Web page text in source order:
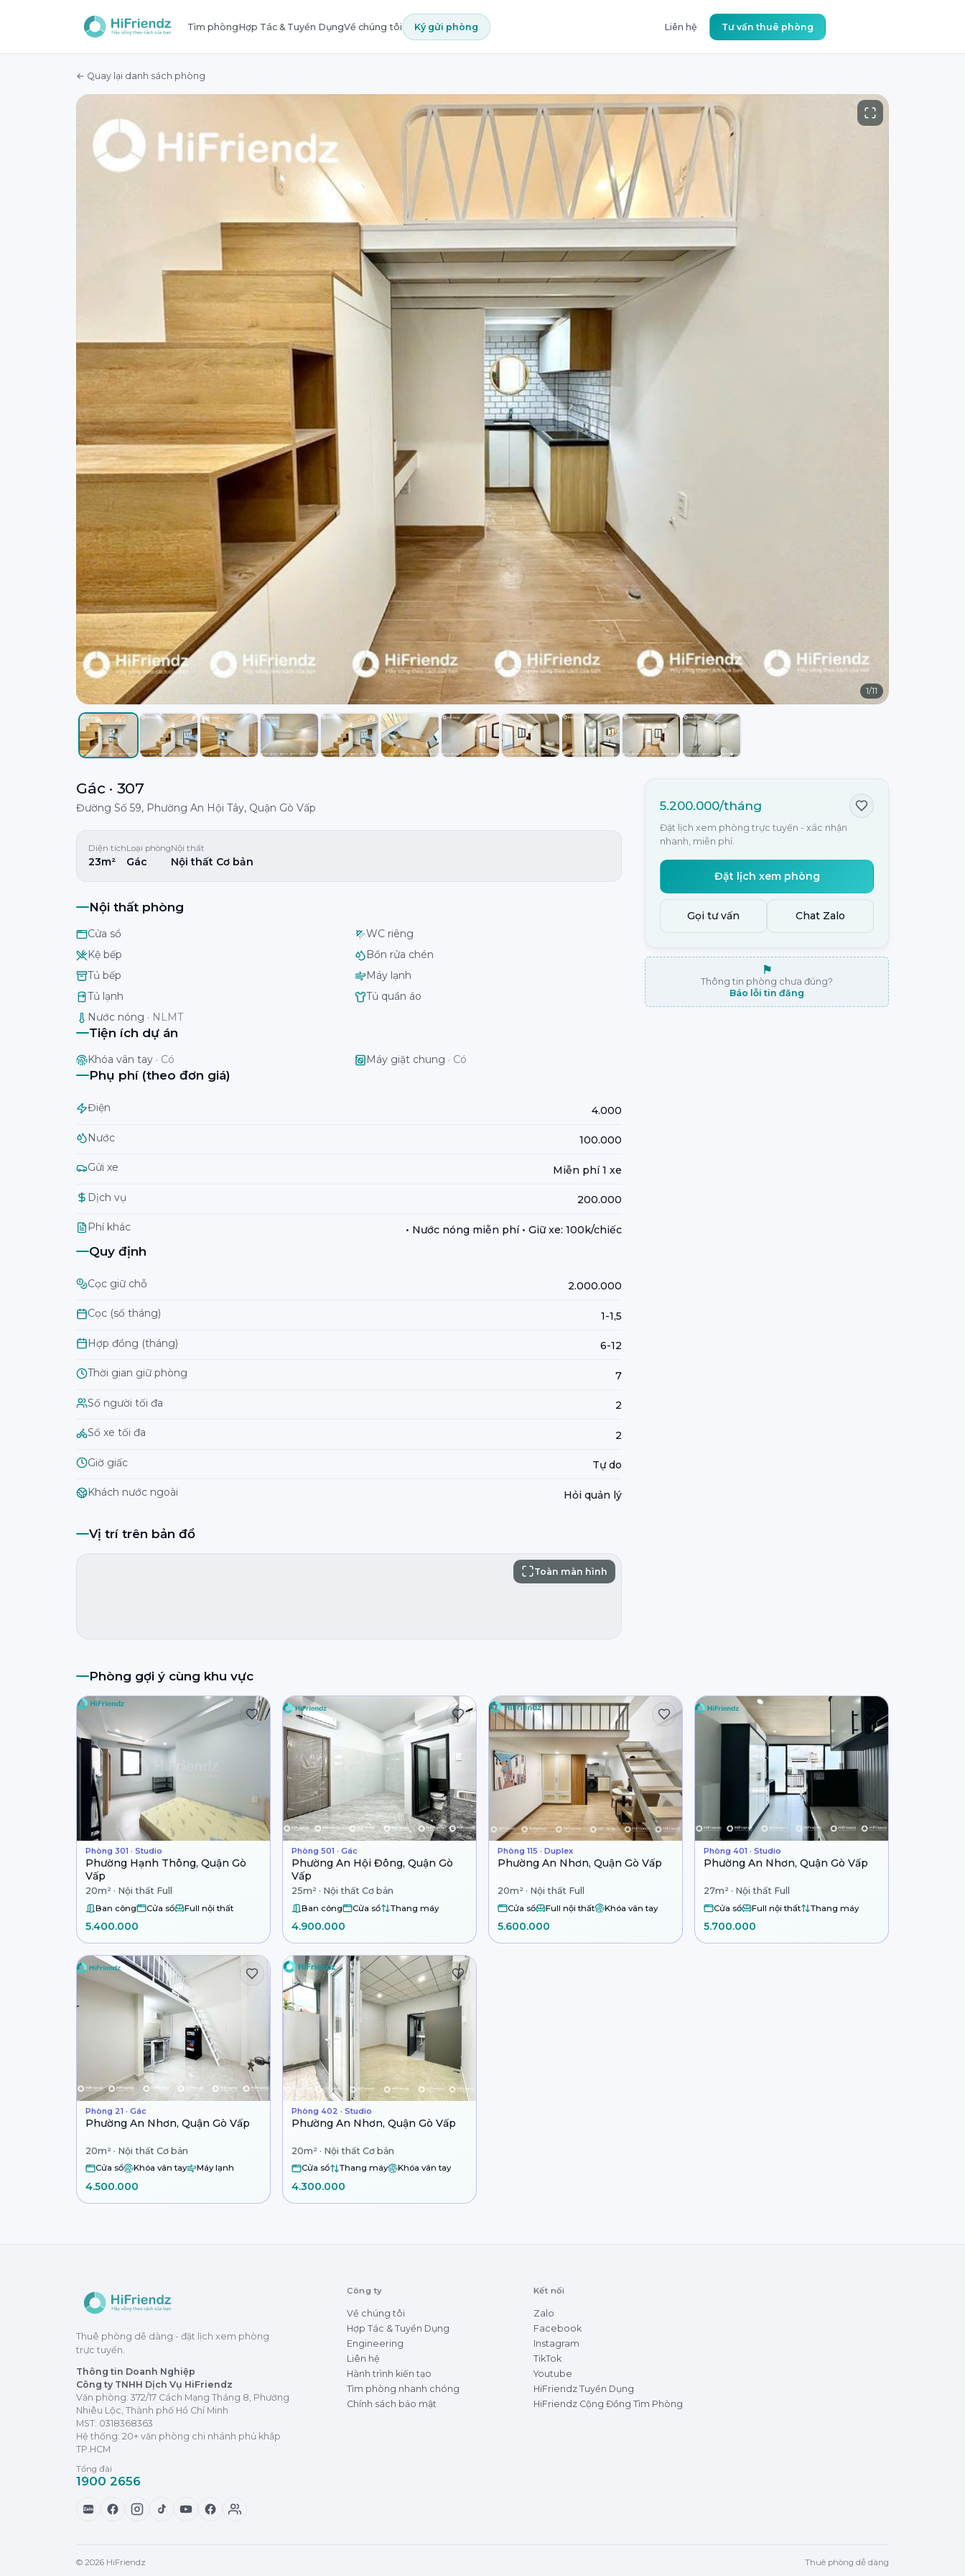
Tìm phòngHợp Tác & Tuyển DụngVề chúng tôi Ký gửi phòng Liên hệ Tư vấn thuê phòng
← Quay lại danh sách phòng
1/11
Gác · 307
Đường Số 59, Phường An Hội Tây, Quận Gò Vấp
Diện tích
23m²
Loại phòng
Gác
Nội thất
Nội thất Cơ bản
Nội thất phòng
Cửa sổ
WC riêng
Kệ bếp
Bồn rửa chén
Tủ bếp
Máy lạnh
Tủ lạnh
Tủ quần áo
Nước nóng · NLMT
Tiện ích dự án
Khóa vân tay · Có Máy giặt chung · Có
Phụ phí (theo đơn giá)
Điện 4.000
Nước 100.000
Gửi xe Miễn phí 1 xe
Dịch vụ 200.000
Phí khác • Nước nóng miễn phí • Giữ xe: 100k/chiếc
Quy định
Cọc giữ chỗ 2.000.000
Cọc (số tháng) 1-1,5
Hợp đồng (tháng) 6-12
Thời gian giữ phòng 7
Số người tối đa 2
Số xe tối đa 2
Giờ giấc Tự do
Khách nước ngoài Hỏi quản lý
Vị trí trên bản đồ
Toàn màn hình
5.200.000/tháng
Đặt lịch xem phòng trực tuyến - xác nhận
nhanh, miễn phí.
Đặt lịch xem phòng
Gọi tư vấn Chat Zalo
⚑
Thông tin phòng chưa đúng?
Báo lỗi tin đăng
Phòng gợi ý cùng khu vực
Phòng 301 · Studio
Phường Hạnh Thông, Quận Gò
Vấp
20m² · Nội thất Full
Ban công Cửa sổ Full nội thất
5.400.000
Phòng 501 · Gác
Phường An Hội Đông, Quận Gò
Vấp
25m² · Nội thất Cơ bản
Ban công Cửa sổ Thang máy
4.900.000
Phòng 115 · Duplex
Phường An Nhơn, Quận Gò Vấp
20m² · Nội thất Full
Cửa sổ Full nội thất Khóa vân tay
5.600.000
Phòng 401 · Studio
Phường An Nhơn, Quận Gò Vấp
27m² · Nội thất Full
Cửa sổ Full nội thất Thang máy
5.700.000
Phòng 21 · Gác
Phường An Nhơn, Quận Gò Vấp
20m² · Nội thất Cơ bản
Cửa sổ Khóa vân tay Máy lạnh
4.500.000
Phòng 402 · Studio
Phường An Nhơn, Quận Gò Vấp
20m² · Nội thất Cơ bản
Cửa sổ Thang máy Khóa vân tay
4.300.000
Thuê phòng dễ dàng - đặt lịch xem phòng
trực tuyến.
Thông tin Doanh Nghiệp
Công ty TNHH Dịch Vụ HiFriendz
Văn phòng: 372/17 Cách Mạng Tháng 8, Phường
Nhiêu Lộc, Thành phố Hồ Chí Minh
MST: 0318368363
Hệ thống: 20+ văn phòng chi nhánh phủ khắp
TP.HCM
Tổng đài
1900 2656
Zalo
Công ty
Về chúng tôi
Hợp Tác & Tuyển Dụng
Engineering
Liên hệ
Hành trình kiến tạo
Tìm phòng nhanh chóng
Chính sách bảo mật
Kết nối
Zalo
Facebook
Instagram
TikTok
Youtube
HiFriendz Tuyển Dụng
HiFriendz Cộng Đồng Tìm Phòng
© 2026 HiFriendz Thuê phòng dễ dàng